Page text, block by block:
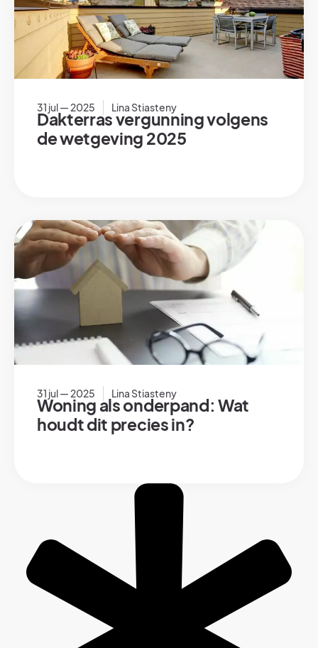
31 jul — 2025 Lina Stiasteny
Dakterras vergunning volgens
de wetgeving 2025
31 jul — 2025 Lina Stiasteny
Woning als onderpand: Wat
houdt dit precies in?